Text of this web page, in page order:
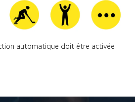
automatique doit être activée